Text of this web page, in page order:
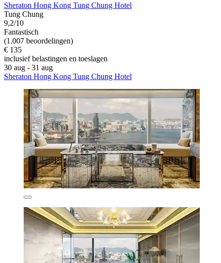
Sheraton Hong Kong Tung Chung Hotel
Tung Chung
9,2/10
Fantastisch
(1.007 beoordelingen)
€ 135
inclusief belastingen en toeslagen
30 aug - 31 aug
Sheraton Hong Kong Tung Chung Hotel